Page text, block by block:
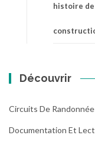
histoire
Découvrir
Circuits De
Documentation Et